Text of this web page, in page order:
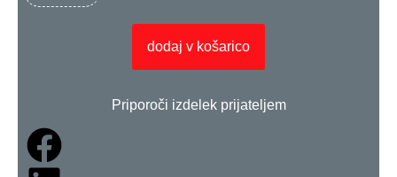
dodaj v košarico
Priporoči izdelek prijateljem